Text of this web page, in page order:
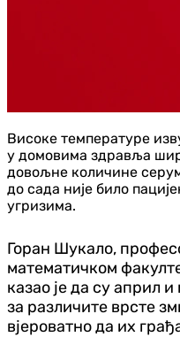
Високе температуре
у домовима здравља
довољне количине
до сада није било
угризима.
Горан Шукало,
математичком
казао је да су април
за различите врсте
вјероватно да их